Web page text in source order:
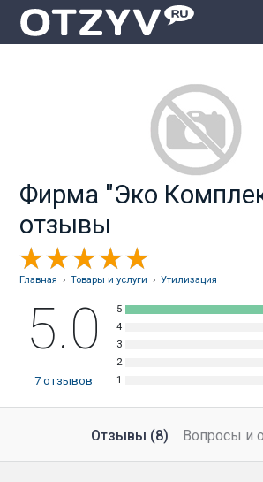
Фирма "Эко
отзывы
Главная ›Товары и услуги ›Утилизация
5.0
7 отзывов
Отзывы (8) Вопросы и